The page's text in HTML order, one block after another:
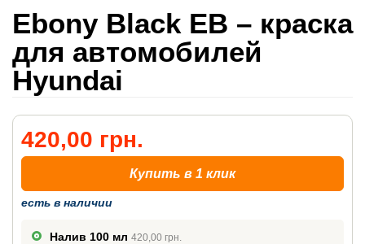
Ebony Black EB – краска
для автомобилей
Hyundai
420,00 грн.
Купить в 1 клик
есть в наличии
Налив 100 мл 420,00 грн.